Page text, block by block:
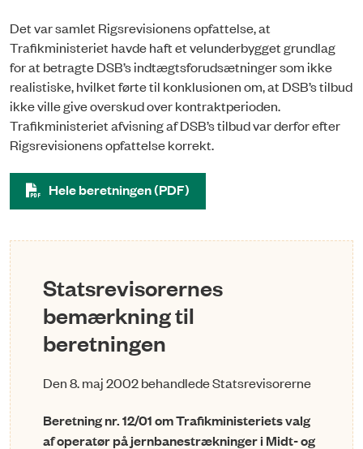
Det var samlet Rigsrevisionens opfattelse, at
Trafikministeriet havde haft et velunderbygget grundlag
for at betragte DSB’s indtægtsforudsætninger som ikke
realistiske, hvilket førte til konklusionen om, at DSB’s tilbud
ikke ville give overskud over kontraktperioden.
Trafikministeriet afvisning af DSB’s tilbud var derfor efter
Rigsrevisionens opfattelse korrekt.
Hele beretningen (PDF)
Statsrevisorernes
bemærkning til
beretningen
Den 8. maj 2002 behandlede Statsrevisorerne
Beretning nr. 12/01 om Trafikministeriets valg
af operatør på jernbanestrækninger i Midt- og